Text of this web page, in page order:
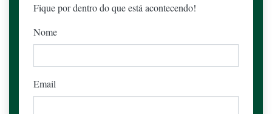
Fique por dentro do que está acontecendo!
Nome
Email